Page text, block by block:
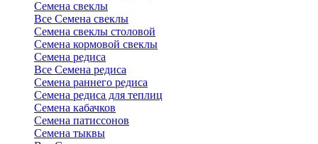
Семена свеклы
Все Семена свеклы
Семена свеклы столовой
Семена кормовой свеклы
Семена редиса
Все Семена редиса
Семена раннего редиса
Семена редиса для теплиц
Семена кабачков
Семена патиссонов
Семена тыквы